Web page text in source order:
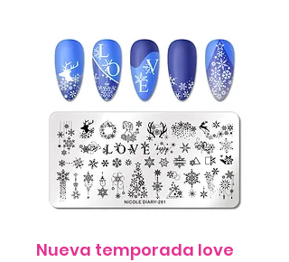
Nueva temporada love